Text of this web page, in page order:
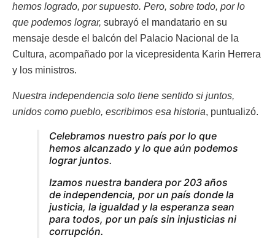
hemos logrado, por supuesto. Pero, sobre todo, por lo
que podemos lograr, subrayó el mandatario en su
mensaje desde el balcón del Palacio Nacional de la
Cultura, acompañado por la vicepresidenta Karin Herrera
y los ministros.
Nuestra independencia solo tiene sentido si juntos,
unidos como pueblo, escribimos esa historia, puntualizó.
Celebramos nuestro país por lo que
hemos alcanzado y lo que aún podemos
lograr juntos.
Izamos nuestra bandera por 203 años
de independencia, por un país donde la
justicia, la igualdad y la esperanza sean
para todos, por un país sin injusticias ni
corrupción.